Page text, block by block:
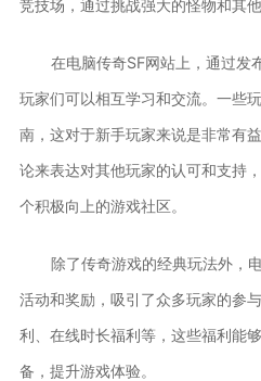
竞技场，通过挑战强大的怪物和其
在电脑传奇SF网站上，通过发
玩家们可以相互学习和交流。一些
南，这对于新手玩家来说是非常有
论来表达对其他玩家的认可和支持
个积极向上的游戏社区。
除了传奇游戏的经典玩法外，
活动和奖励，吸引了众多玩家的参
利、在线时长福利等，这些福利能
备，提升游戏体验。